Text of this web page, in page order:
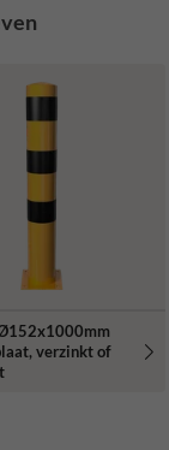
verzinkt of